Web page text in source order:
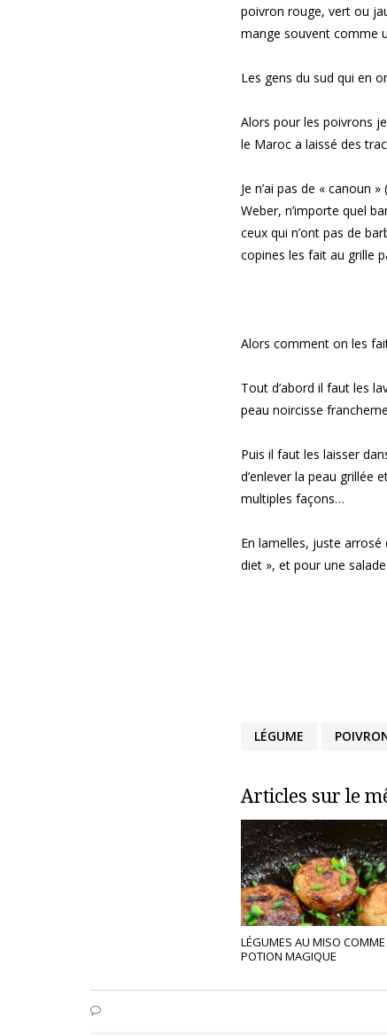
poivron rouge, vert ou
mange souvent comme
Les gens du sud qui en
Alors pour les poivrons
le Maroc a laissé des
Je n’ai pas de « canoun
Weber, n’importe quel
ceux qui n’ont pas de
copines les fait au grille
Alors comment on les
Tout d’abord il faut les
peau noircisse
Puis il faut les laisser
d’enlever la peau grillée
multiples façons…
En lamelles, juste arrosé
diet », et pour une
LÉGUME
Articles sur le
LÉGUMES AU MISO COMME
POTION MAGIQUE